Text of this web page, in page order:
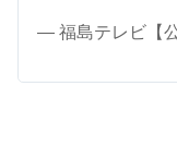
— 福島テレビ【